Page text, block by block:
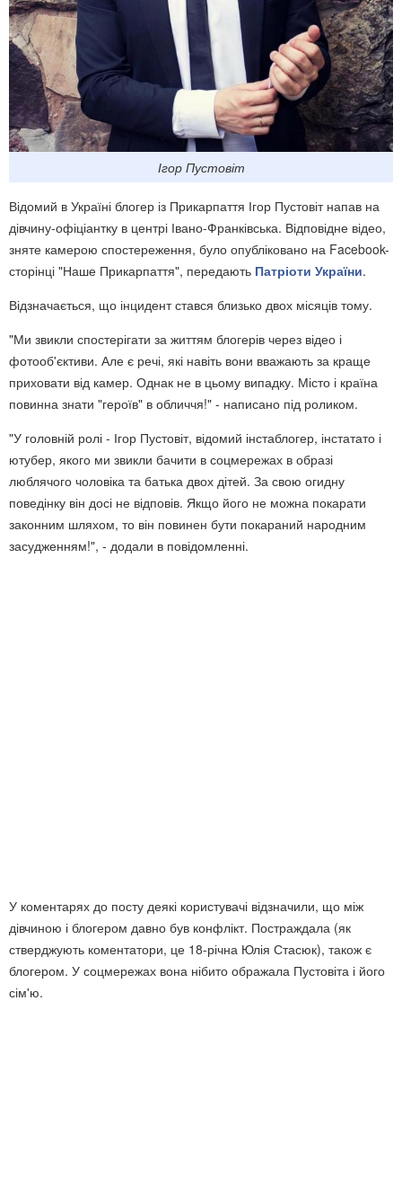
Ігор Пустовіт
Відомий в Україні блогер із Прикарпаття Ігор Пустовіт напав на
дівчину-офіціантку в центрі Івано-Франківська. Відповідне відео,
зняте камерою спостереження, було опубліковано на Facebook-
сторінці "Наше Прикарпаття", передають Патріоти України.
Відзначається, що інцидент стався близько двох місяців тому.
"Ми звикли спостерігати за життям блогерів через відео і
фотооб'єктиви. Але є речі, які навіть вони вважають за краще
приховати від камер. Однак не в цьому випадку. Місто і країна
повинна знати "героїв" в обличчя!" - написано під роликом.
"У головній ролі - Ігор Пустовіт, відомий інстаблогер, інстатато і
ютубер, якого ми звикли бачити в соцмережах в образі
люблячого чоловіка та батька двох дітей. За свою огидну
поведінку він досі не відповів. Якщо його не можна покарати
законним шляхом, то він повинен бути покараний народним
засудженням!", - додали в повідомленні.
У коментарях до посту деякі користувачі відзначили, що між
дівчиною і блогером давно був конфлікт. Постраждала (як
стверджують коментатори, це 18-річна Юлія Стасюк), також є
блогером. У соцмережах вона нібито ображала Пустовіта і його
сім'ю.